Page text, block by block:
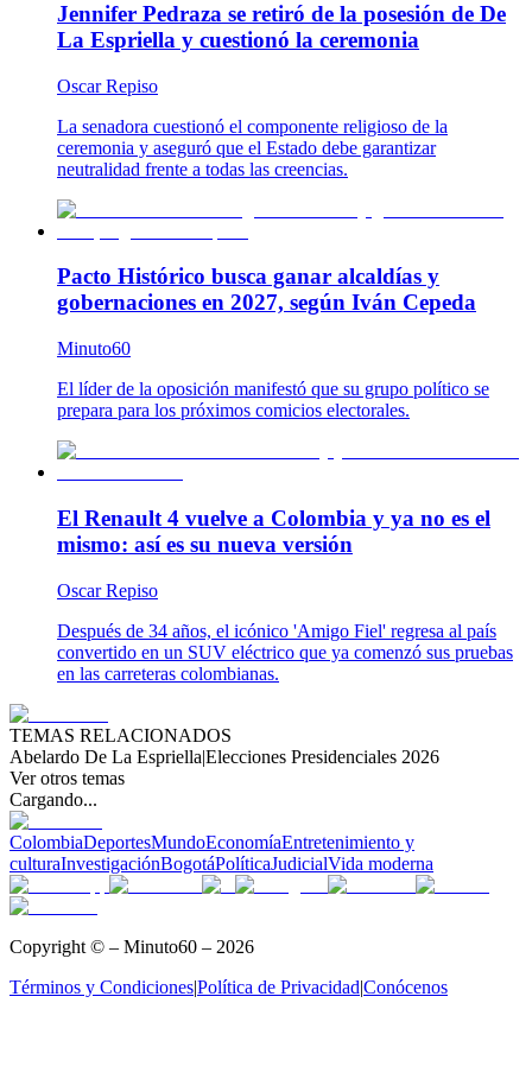
Jennifer Pedraza se retiró de la posesión de De
La Espriella y cuestionó la ceremonia
Oscar Repiso
La senadora cuestionó el componente religioso de la
ceremonia y aseguró que el Estado debe garantizar
neutralidad frente a todas las creencias.
Pacto Histórico busca ganar alcaldías y
gobernaciones en 2027, según Iván Cepeda
Minuto60
El líder de la oposición manifestó que su grupo político se
prepara para los próximos comicios electorales.
El Renault 4 vuelve a Colombia y ya no es el
mismo: así es su nueva versión
Oscar Repiso
Después de 34 años, el icónico 'Amigo Fiel' regresa al país
convertido en un SUV eléctrico que ya comenzó sus pruebas
en las carreteras colombianas.
TEMAS RELACIONADOS
Abelardo De La Espriella|Elecciones Presidenciales 2026
Ver otros temas
Cargando...
ColombiaDeportesMundoEconomíaEntretenimiento y
culturaInvestigaciónBogotáPolíticaJudicialVida moderna
Copyright © – Minuto60 – 2026
Términos y Condiciones|Política de Privacidad|Conócenos